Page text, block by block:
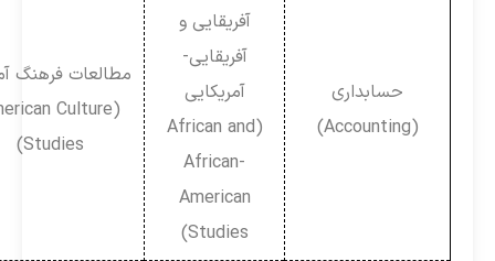
حسابداری
آفریقایی و
آفریقایی-
آمریکایی
(African and
African-
American
Studies)
مطالعات فرهنگ آمریکا
(American Culture
Studies)